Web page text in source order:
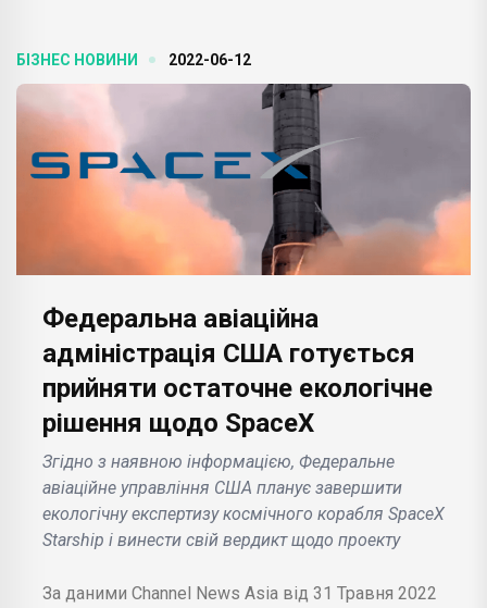
БІЗНЕС НОВИНИ 2022-06-12
Федеральна авіаційна
адміністрація США готується
прийняти остаточне екологічне
рішення щодо SpaceX
Згідно з наявною інформацією, Федеральне
авіаційне управління США планує завершити
екологічну експертизу космічного корабля SpaceX
Starship і винести свій вердикт щодо проекту
За даними Channel News Asia від 31 Травня 2022